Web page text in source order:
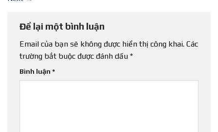
Để lại một bình luận
Email của bạn sẽ không được hiển thị công khai. Các
trường bắt buộc được đánh dấu *
Bình luận *